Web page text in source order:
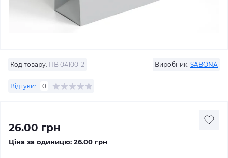
Код товару: ПВ 04100-2 Виробник: SABONA
Відгуки: 0
26.00 грн
Ціна за одиницю: 26.00 грн